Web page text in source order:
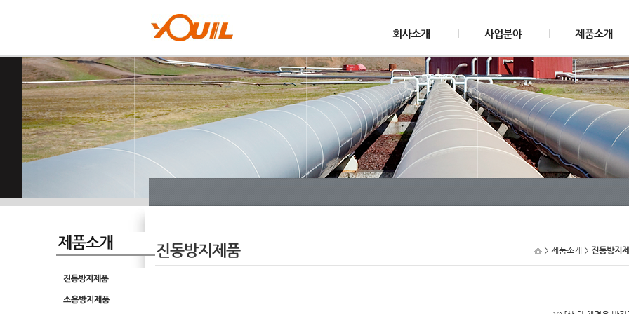
> 제품소개 > 진동방지